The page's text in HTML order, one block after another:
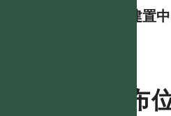
資料建置中
分布